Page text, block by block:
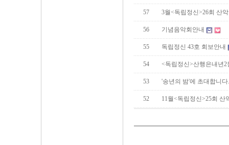
57 3월<독립정신>26회 산
56 기념음악회안내
55 독립정신 43호 회보안내
54 <독립정신>산행은내년
53 '송년의 밤'에 초대합니다.
52 11월<독립정신>25회 산